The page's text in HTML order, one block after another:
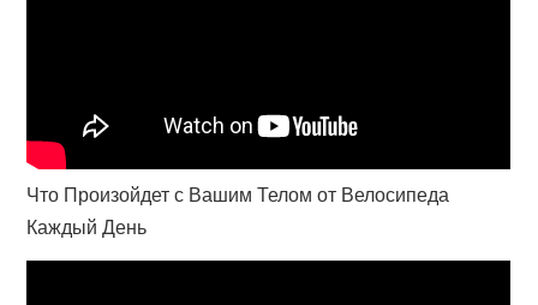
Что Произойдет с Вашим Телом от Велосипеда
Каждый День